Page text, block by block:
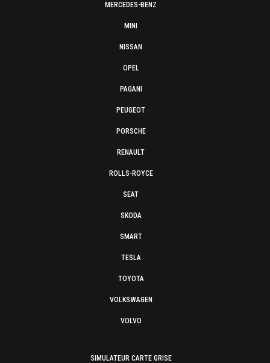
MERCEDES-BENZ
MINI
NISSAN
OPEL
PAGANI
PEUGEOT
PORSCHE
RENAULT
ROLLS-ROYCE
SEAT
SKODA
SMART
TESLA
TOYOTA
VOLKSWAGEN
VOLVO
SIMULATEUR CARTE GRISE